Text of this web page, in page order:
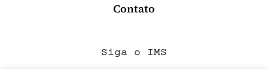
Contato
Siga o IMS